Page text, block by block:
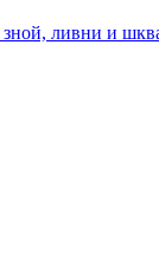
зной, ливни и